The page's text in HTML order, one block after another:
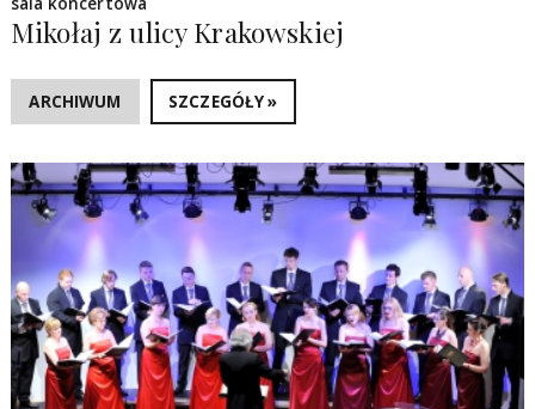
Mikołaj z ulicy Krakowskiej
ARCHIWUM SZCZEGÓŁY »